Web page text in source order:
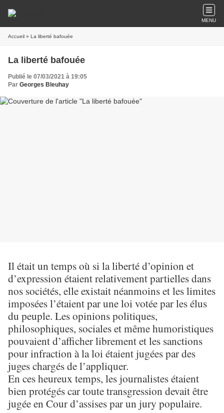
MENU
Accueil » La liberté bafouée
La liberté bafouée
Publié le 07/03/2021 à 19:05
Par Georges Bleuhay
Il était un temps où si la liberté d’opinion et
d’expression étaient relativement partielles dans
nos sociétés, elle existait néanmoins et les limites
imposées l’étaient par une loi votée par les élus
du peuple. Les opinions politiques,
philosophiques, sociales et même humoristiques
pouvaient d’afficher librement et les sanctions
pour infraction à la loi étaient jugées par des
juges chargés de l’appliquer.
En ces heureux temps, les journalistes étaient
bien protégés car toute transgression devait être
jugée en Cour d’assises par un jury populaire.